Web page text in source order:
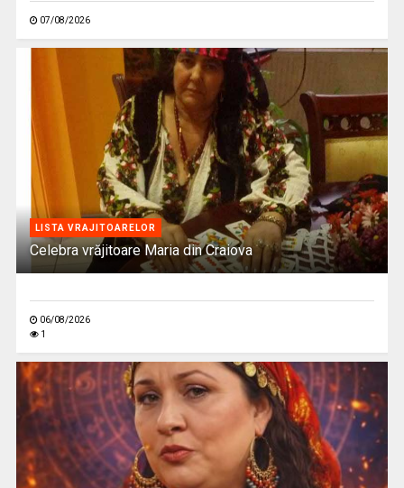
07/08/2026
LISTA VRAJITOARELOR
Celebra vrăjitoare Maria din Craiova
06/08/2026
1